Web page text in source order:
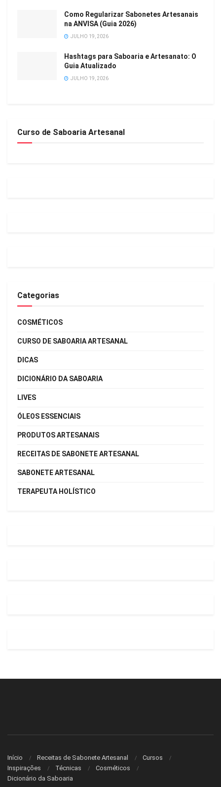
Como Regularizar Sabonetes Artesanais
na ANVISA (Guia 2026)
JULHO 19, 2026
Hashtags para Saboaria e Artesanato: O
Guia Atualizado
JULHO 19, 2026
Curso de Saboaria Artesanal
Categorias
COSMÉTICOS
CURSO DE SABOARIA ARTESANAL
DICAS
DICIONÁRIO DA SABOARIA
LIVES
ÓLEOS ESSENCIAIS
PRODUTOS ARTESANAIS
RECEITAS DE SABONETE ARTESANAL
SABONETE ARTESANAL
TERAPEUTA HOLÍSTICO
Início Receitas de Sabonete Artesanal
Cursos
Inspirações
Técnicas
Cosméticos
Dicionário da Saboaria